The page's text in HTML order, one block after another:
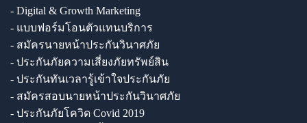
- Digital & Growth Marketing
- แบบฟอร์มโอนตัวแทนบริการ
- สมัครนายหน้าประกันวินาศภัย
- ประกันภัยความเสี่ยงภัยทรัพย์สิน
- ประกันทันเวลารู้เข้าใจประกันภัย
- สมัครสอบนายหน้าประกันวินาศภัย
- ประกันภัยโควิด Covid 2019